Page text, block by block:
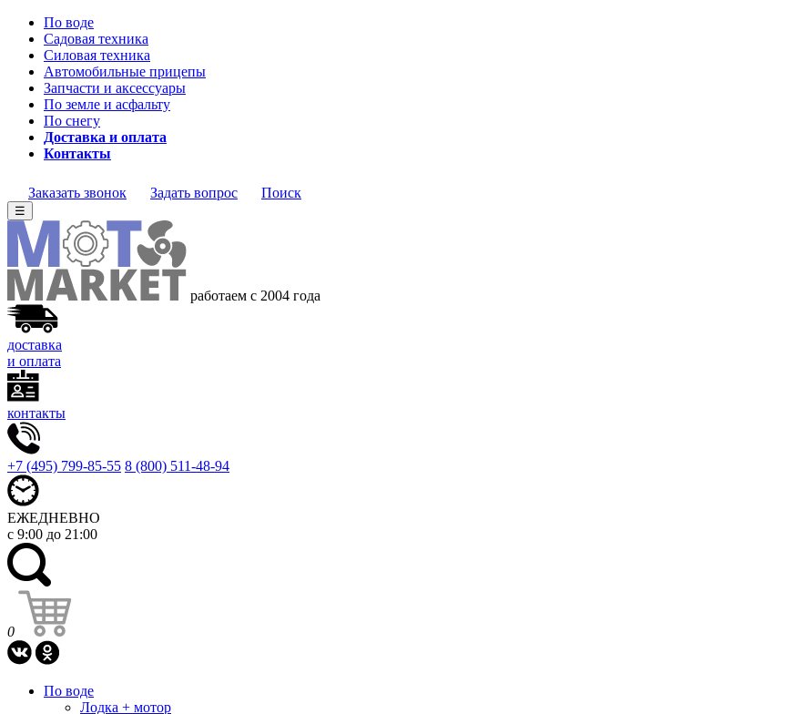
По воде
Садовая техника
Силовая техника
Автомобильные прицепы
Запчасти и аксессуары
По земле и асфальту
По снегу
Доставка и оплата
Контакты
Заказать звонок Задать вопрос Поиск
☰
работаем с 2004 года
доставка
и оплата
контакты
+7 (495) 799-85-55 8 (800) 511-48-94
ЕЖЕДНЕВНО
с 9:00 до 21:00
0
По воде
Лодка + мотор